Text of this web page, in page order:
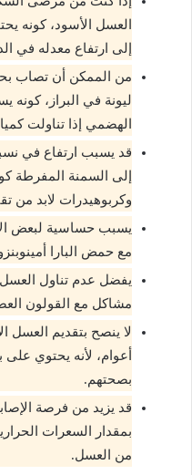
العسل الأسود، كونه
إلى ارتفاع معدله في
من الممكن أن تصاب
ليونة في البراز،
الهضمي إذا تناولت
قد يسبب ارتفاع في
إلى السمنة المفرطة
وكربوهيدرات لابد من
يسبب حساسية لبعض
مع حمض البارا
يفضل عدم تناول
مشاكل مع القولون
أعوام، لأنه يحتوي على
بصحتهم.
قد يزيد من فرصة
بمقدار السعرات
من العسل.